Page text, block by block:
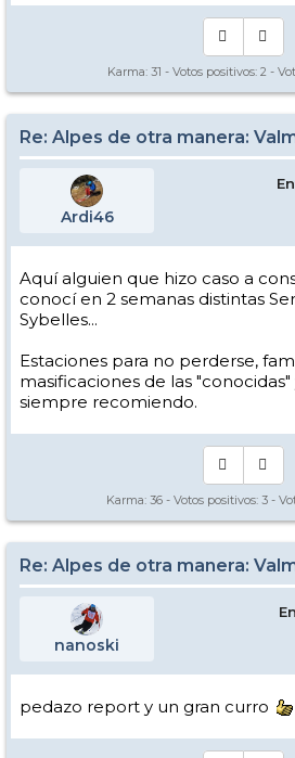
Karma: 31 - Votos positivos: 2 -
Re: Alpes de otra manera:
Ardi46
Aquí alguien que hizo caso a
conocí en 2 semanas distintas
Sybelles...
Estaciones para no perderse,
masificaciones de las
siempre recomiendo.
Karma: 36 - Votos positivos: 3 -
Re: Alpes de otra manera:
nanoski
pedazo report y un gran curro